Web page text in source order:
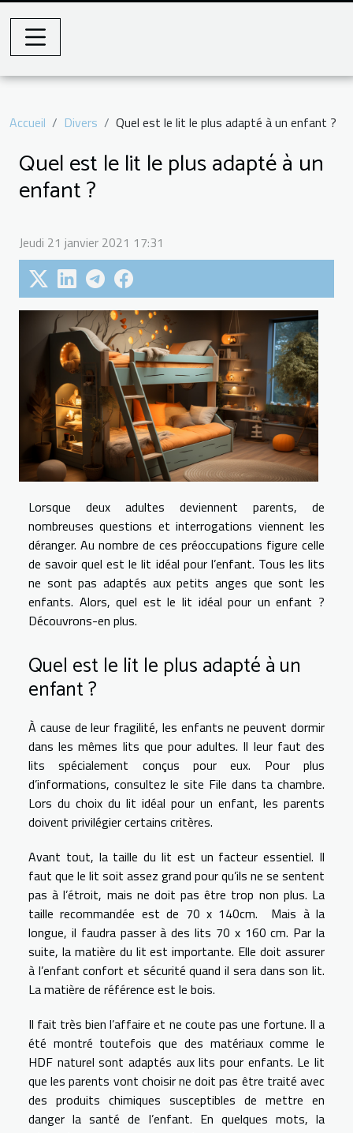
Accueil Divers Quel est le lit le plus adapté à un enfant ?
Quel est le lit le plus adapté à un
enfant ?
Jeudi 21 janvier 2021 17:31
Lorsque deux adultes deviennent parents, de
nombreuses questions et interrogations viennent les
déranger. Au nombre de ces préoccupations figure celle
de savoir quel est le lit idéal pour l’enfant. Tous les lits
ne sont pas adaptés aux petits anges que sont les
enfants. Alors, quel est le lit idéal pour un enfant ?
Découvrons-en plus.
Quel est le lit le plus adapté à un
enfant ?
À cause de leur fragilité, les enfants ne peuvent dormir
dans les mêmes lits que pour adultes. Il leur faut des
lits spécialement conçus pour eux. Pour plus
d’informations, consultez le site File dans ta chambre.
Lors du choix du lit idéal pour un enfant, les parents
doivent privilégier certains critères.
Avant tout, la taille du lit est un facteur essentiel. Il
faut que le lit soit assez grand pour qu’ils ne se sentent
pas à l’étroit, mais ne doit pas être trop non plus. La
taille recommandée est de 70 x 140cm. Mais à la
longue, il faudra passer à des lits 70 x 160 cm. Par la
suite, la matière du lit est importante. Elle doit assurer
à l’enfant confort et sécurité quand il sera dans son lit.
La matière de référence est le bois.
Il fait très bien l’affaire et ne coute pas une fortune. Il a
été montré toutefois que des matériaux comme le
HDF naturel sont adaptés aux lits pour enfants. Le lit
que les parents vont choisir ne doit pas être traité avec
des produits chimiques susceptibles de mettre en
danger la santé de l’enfant. En quelques mots, la